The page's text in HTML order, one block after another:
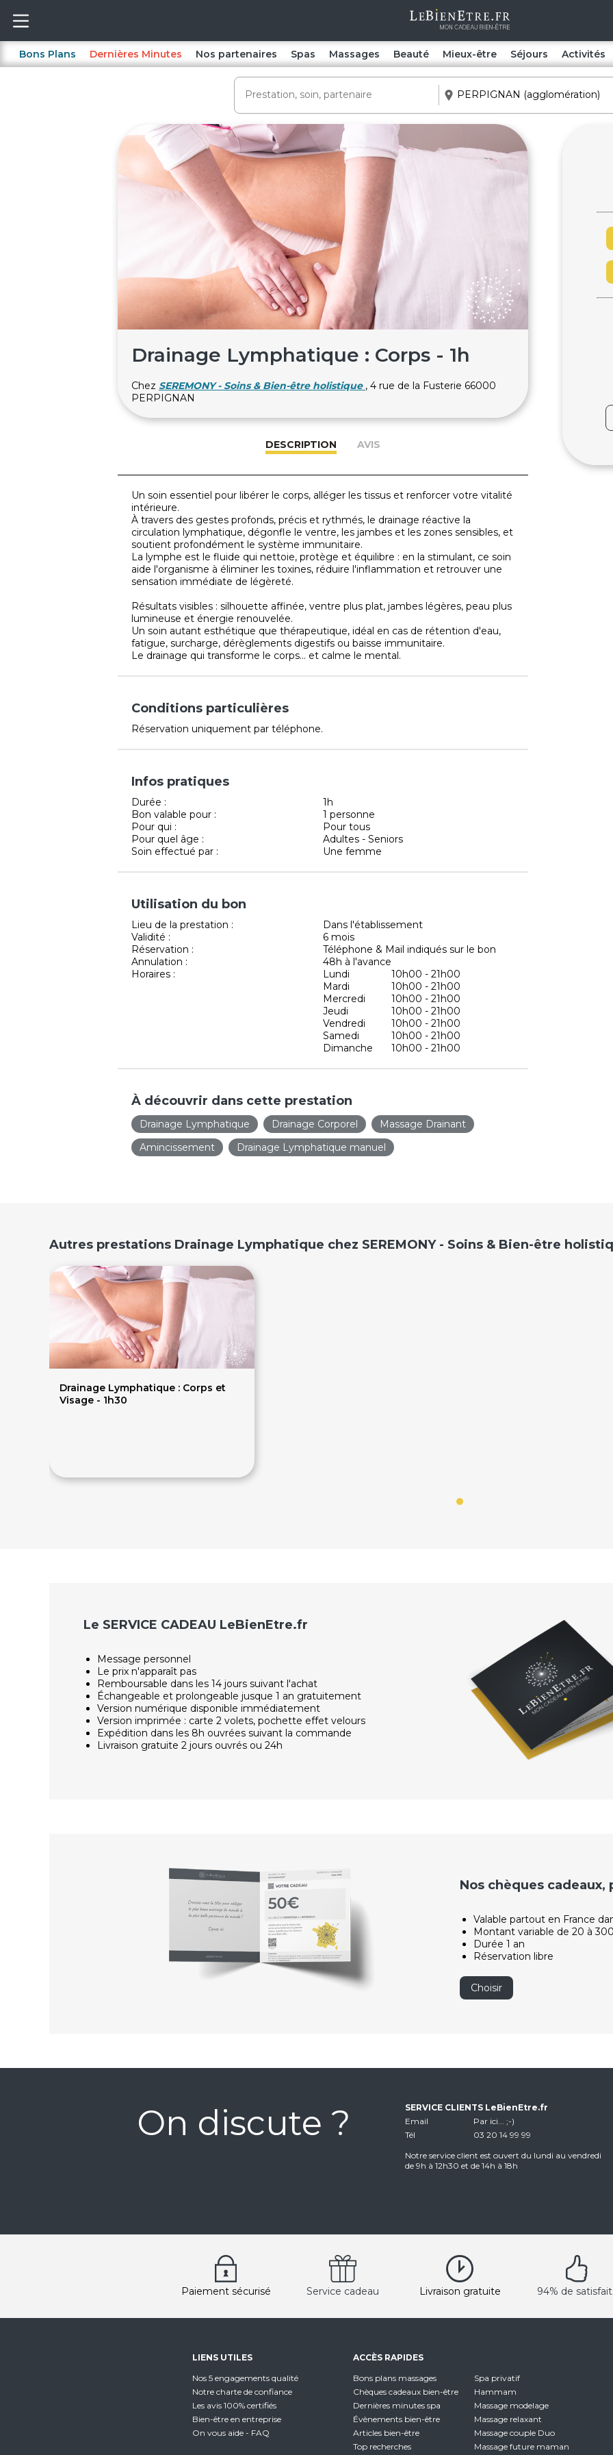
Bons Plans Dernières Minutes Nos partenaires Spas Massages Beauté Mieux-être Séjours Activités
Drainage Lymphatique : Corps - 1h
Chez SEREMONY - Soins & Bien-être holistique , 4 rue de la Fusterie 66000
PERPIGNAN
DESCRIPTION AVIS
Un soin essentiel pour libérer le corps, alléger les tissus et renforcer votre vitalité
intérieure.
À travers des gestes profonds, précis et rythmés, le drainage réactive la
circulation lymphatique, dégonfle le ventre, les jambes et les zones sensibles, et
soutient profondément le système immunitaire.
La lymphe est le fluide qui nettoie, protège et équilibre : en la stimulant, ce soin
aide l'organisme à éliminer les toxines, réduire l'inflammation et retrouver une
sensation immédiate de légèreté.
Résultats visibles : silhouette affinée, ventre plus plat, jambes légères, peau plus
lumineuse et énergie renouvelée.
Un soin autant esthétique que thérapeutique, idéal en cas de rétention d'eau,
fatigue, surcharge, dérèglements digestifs ou baisse immunitaire.
Le drainage qui transforme le corps... et calme le mental.
Conditions particulières
Réservation uniquement par téléphone.
Infos pratiques
Durée :
1h
Bon valable pour :
1 personne
Pour qui :
Pour tous
Pour quel âge :
Adultes - Seniors
Soin effectué par :
Une femme
Utilisation du bon
Lieu de la prestation :
Dans l'établissement
Validité :
6 mois
Réservation :
Téléphone & Mail indiqués sur le bon
Annulation :
48h à l'avance
Horaires :
Lundi
10h00 - 21h00
Mardi
10h00 - 21h00
Mercredi
10h00 - 21h00
Jeudi
10h00 - 21h00
Vendredi
10h00 - 21h00
Samedi
10h00 - 21h00
Dimanche
10h00 - 21h00
À découvrir dans cette prestation
Drainage Lymphatique Drainage Corporel
Massage Drainant
Amincissement
Drainage Lymphatique manuel
Autres prestations Drainage Lymphatique chez SEREMONY - Soins & Bien-être
Drainage Lymphatique : Corps et
Visage - 1h30
Le SERVICE CADEAU LeBienEtre.fr
Message personnel
Le prix n'apparaît pas
Remboursable dans les 14 jours suivant l'achat
Échangeable et prolongeable jusque 1 an gratuitement
Version numérique disponible immédiatement
Version imprimée : carte 2 volets, pochette effet velours
Expédition dans les 8h ouvrées suivant la commande
Livraison gratuite 2 jours ouvrés ou 24h
Nos chèques
Valable partout en France
Montant variable de 20 à
Durée 1 an
Réservation libre
Choisir
On discute ?
SERVICE CLIENTS LeBienEtre.fr
Email
Par ici... ;-)
Tél
03 20 14 99 99
Notre service client est ouvert du lundi au vendredi
de 9h à 12h30 et de 14h à 18h
Paiement sécurisé Service cadeau Livraison gratuite 94% de
LIENS UTILES
Nos 5 engagements qualité
Notre charte de confiance
Les avis 100% certifiés
Bien-être en entreprise
On vous aide - FAQ
ACCÈS RAPIDES
Bons plans massages
Chèques cadeaux bien-être
Dernières minutes spa
Évènements bien-être
Articles bien-être
Top recherches
Spa privatif
Hammam
Massage modelage
Massage relaxant
Massage couple Duo
Massage future maman